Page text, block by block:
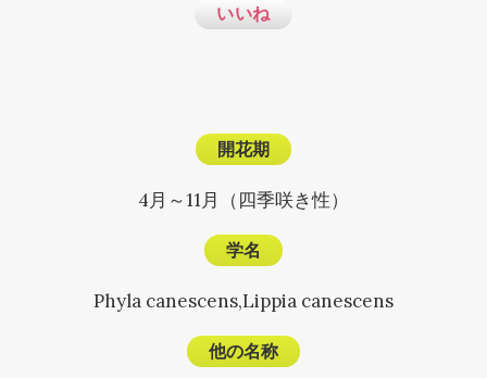
いいね
開花期
4月～11月（四季咲き性）
学名
Phyla canescens,Lippia canescens
他の名称